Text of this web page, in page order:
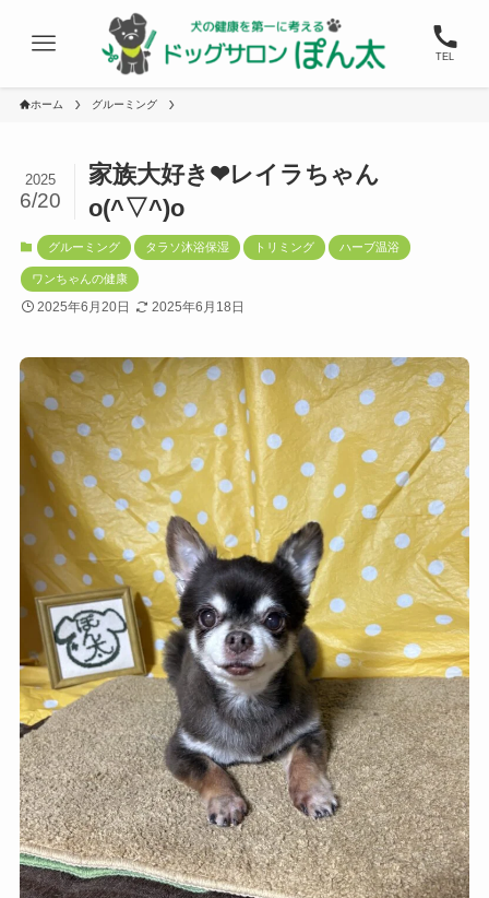
TEL
ホーム グルーミング
家族大好き❤レイラちゃん
o(^▽^)o
2025
6/20
グルーミング タラソ沐浴保湿 トリミング ハーブ温浴
ワンちゃんの健康
2025年6月20日 2025年6月18日